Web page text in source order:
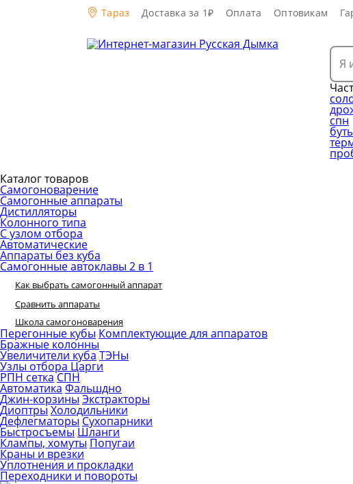
Тараз Доставка за 1₽ Оплата Оптовикам
спн
Каталог товаров
Самогоноварение
Самогонные аппараты
Дистилляторы
Колонного типа
С узлом отбора
Автоматические
Аппараты без куба
Самогонные автоклавы 2 в 1
Как выбрать самогонный аппарат
Сравнить аппараты
Школа самогоноварения
Перегонные кубы Комплектующие для аппаратов
Бражные колонны
Увеличители куба ТЭНы
Узлы отбора Царги
РПН сетка СПН
Автоматика Фальшдно
Джин-корзины Экстракторы
Диоптры Холодильники
Дефлегматоры Сухопарники
Быстросъемы Шланги
Клампы, хомуты Попугаи
Краны и врезки
Уплотнения и прокладки
Переходники и повороты